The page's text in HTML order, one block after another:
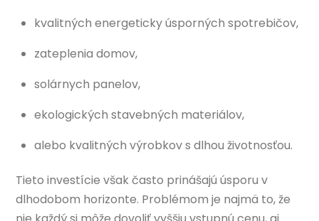
kvalitných energeticky úsporných spotrebičov,
zateplenia domov,
solárnych panelov,
ekologických stavebných materiálov,
alebo kvalitných výrobkov s dlhou životnosťou.
Tieto investície však často prinášajú úsporu v
dlhodobom horizonte. Problémom je najmä to, že